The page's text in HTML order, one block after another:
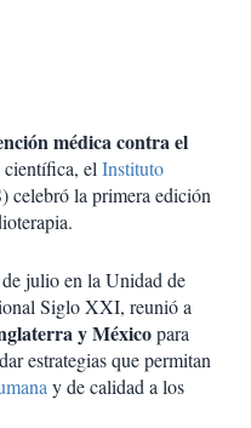
médica contra el
científica, elInstituto
celebró la primera edición
julio en la Unidad de
Siglo XXI, reunió a
y Méxicopara
estrategias que permitan
y de calidad a los